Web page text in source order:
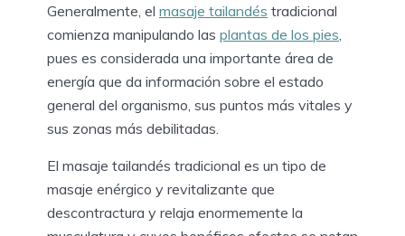
Generalmente, el masaje tailandés tradicional
comienza manipulando las plantas de los pies,
pues es considerada una importante área de
energía que da información sobre el estado
general del organismo, sus puntos más vitales y
sus zonas más debilitadas.
El masaje tailandés tradicional es un tipo de
masaje enérgico y revitalizante que
descontractura y relaja enormemente la